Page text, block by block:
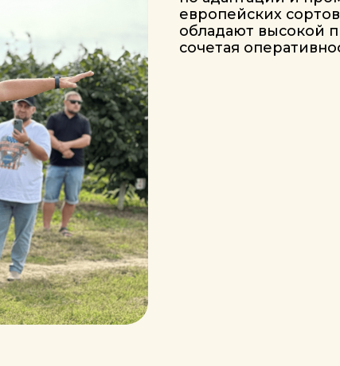
СЕМИНАРА 2025
проходят в тёплой
гостеприимством!